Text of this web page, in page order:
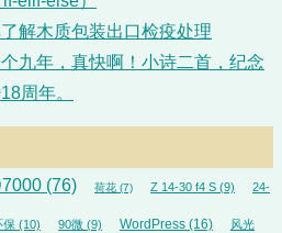
解木质包装出口检疫处理
九年，真快啊！小诗二首，纪念
周年。
(76) 荷花 (7) Z 14-30 f4 S (9) 24-
保 (10) 90微 (9) WordPress (16) 风光